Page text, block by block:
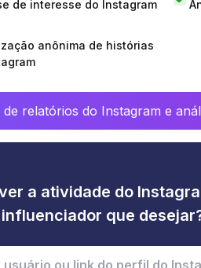
de interesse do Instagram
anônima de histórias
relatórios do Instagram e
a atividade do
que